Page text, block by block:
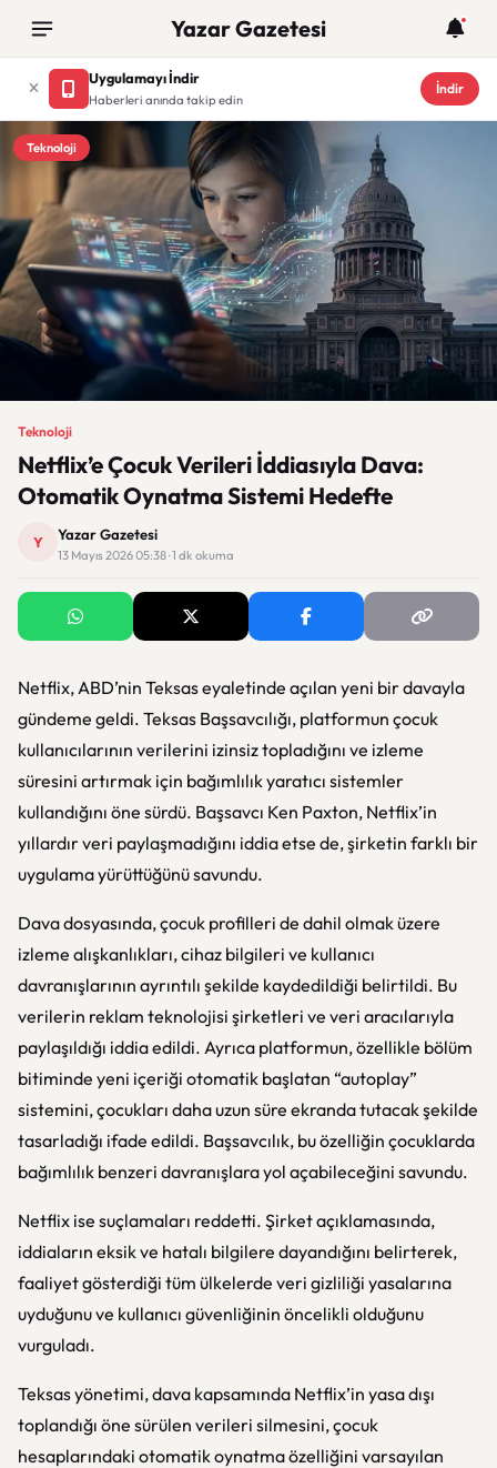
Yazar Gazetesi
Uygulamayı İndir
Haberleri anında takip edin
İndir
Teknoloji
Teknoloji
Netflix’e Çocuk Verileri İddiasıyla Dava:
Otomatik Oynatma Sistemi Hedefte
Y Yazar Gazetesi
13 Mayıs 2026 05:38 · 1 dk okuma
Netflix, ABD’nin Teksas eyaletinde açılan yeni bir davayla
gündeme geldi. Teksas Başsavcılığı, platformun çocuk
kullanıcılarının verilerini izinsiz topladığını ve izleme
süresini artırmak için bağımlılık yaratıcı sistemler
kullandığını öne sürdü. Başsavcı Ken Paxton, Netflix’in
yıllardır veri paylaşmadığını iddia etse de, şirketin farklı bir
uygulama yürüttüğünü savundu.
Dava dosyasında, çocuk profilleri de dahil olmak üzere
izleme alışkanlıkları, cihaz bilgileri ve kullanıcı
davranışlarının ayrıntılı şekilde kaydedildiği belirtildi. Bu
verilerin reklam teknolojisi şirketleri ve veri aracılarıyla
paylaşıldığı iddia edildi. Ayrıca platformun, özellikle bölüm
bitiminde yeni içeriği otomatik başlatan “autoplay”
sistemini, çocukları daha uzun süre ekranda tutacak şekilde
tasarladığı ifade edildi. Başsavcılık, bu özelliğin çocuklarda
bağımlılık benzeri davranışlara yol açabileceğini savundu.
Netflix ise suçlamaları reddetti. Şirket açıklamasında,
iddiaların eksik ve hatalı bilgilere dayandığını belirterek,
faaliyet gösterdiği tüm ülkelerde veri gizliliği yasalarına
uyduğunu ve kullanıcı güvenliğinin öncelikli olduğunu
vurguladı.
Teksas yönetimi, dava kapsamında Netflix’in yasa dışı
toplandığı öne sürülen verileri silmesini, çocuk
hesaplarındaki otomatik oynatma özelliğini varsayılan